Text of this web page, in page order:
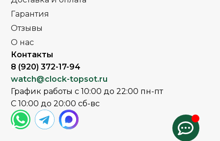
СТЕКЛО Сапфировое
ЦВЕТ БРАСЛЕТА
ЦВЕТ КОРПУСА
ЦИФЕРБЛАТ
Гарантия
Отзывы
О нас
Контакты
8 (920) 372-17-94
watch@clock-topsot.ru
График работы с 10:00 до 22:00 пн-пт
С 10:00 до 20:00 сб-вс